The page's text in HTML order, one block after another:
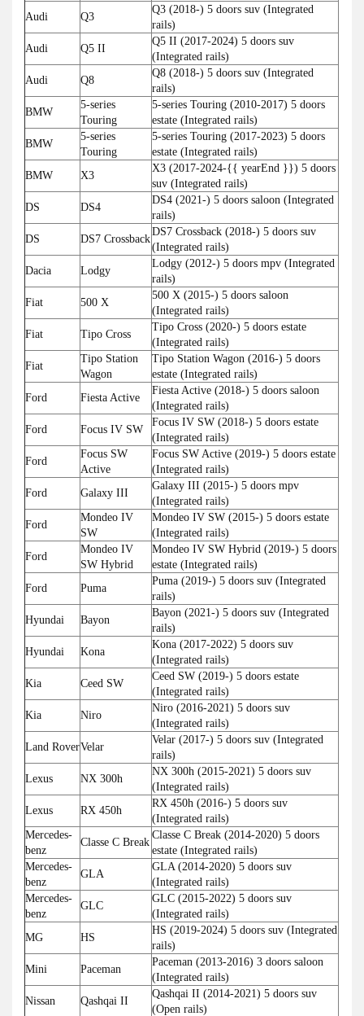
Audi
Q3
Q3 (2018-) 5 doors suv (Integrated
rails)
Audi
Q5 II
Q5 II (2017-2024) 5 doors suv
(Integrated rails)
Audi
Q8
Q8 (2018-) 5 doors suv (Integrated
rails)
BMW
5-series
Touring
5-series Touring (2010-2017) 5 doors
estate (Integrated rails)
BMW
5-series
Touring
5-series Touring (2017-2023) 5 doors
estate (Integrated rails)
BMW
X3
X3 (2017-2024-{{ yearEnd }}) 5 doors
suv (Integrated rails)
DS
DS4
DS4 (2021-) 5 doors saloon (Integrated
rails)
DS
DS7 Crossback
DS7 Crossback (2018-) 5 doors suv
(Integrated rails)
Dacia
Lodgy
Lodgy (2012-) 5 doors mpv (Integrated
rails)
Fiat
500 X
500 X (2015-) 5 doors saloon
(Integrated rails)
Fiat
Tipo Cross
Tipo Cross (2020-) 5 doors estate
(Integrated rails)
Fiat
Tipo Station
Wagon
Tipo Station Wagon (2016-) 5 doors
estate (Integrated rails)
Ford
Fiesta Active
Fiesta Active (2018-) 5 doors saloon
(Integrated rails)
Ford
Focus IV SW
Focus IV SW (2018-) 5 doors estate
(Integrated rails)
Ford
Focus SW
Active
Focus SW Active (2019-) 5 doors estate
(Integrated rails)
Ford
Galaxy III
Galaxy III (2015-) 5 doors mpv
(Integrated rails)
Ford
Mondeo IV
SW
Mondeo IV SW (2015-) 5 doors estate
(Integrated rails)
Ford
Mondeo IV
SW Hybrid
Mondeo IV SW Hybrid (2019-) 5 doors
estate (Integrated rails)
Ford
Puma
Puma (2019-) 5 doors suv (Integrated
rails)
Hyundai
Bayon
Bayon (2021-) 5 doors suv (Integrated
rails)
Hyundai
Kona
Kona (2017-2022) 5 doors suv
(Integrated rails)
Kia
Ceed SW
Ceed SW (2019-) 5 doors estate
(Integrated rails)
Kia
Niro
Niro (2016-2021) 5 doors suv
(Integrated rails)
Land RoverVelar
Velar (2017-) 5 doors suv (Integrated
rails)
Lexus
NX 300h
NX 300h (2015-2021) 5 doors suv
(Integrated rails)
Lexus
RX 450h
RX 450h (2016-) 5 doors suv
(Integrated rails)
Mercedes-
benz
Classe C Break
Classe C Break (2014-2020) 5 doors
estate (Integrated rails)
Mercedes-
benz
GLA
GLA (2014-2020) 5 doors suv
(Integrated rails)
Mercedes-
benz
GLC
GLC (2015-2022) 5 doors suv
(Integrated rails)
MG
HS
HS (2019-2024) 5 doors suv (Integrated
rails)
Mini
Paceman
Paceman (2013-2016) 3 doors saloon
(Integrated rails)
Nissan
Qashqai II
Qashqai II (2014-2021) 5 doors suv
(Open rails)